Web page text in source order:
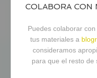
COLABORA CON
Puedes colaborar
tus materiales a
consideramos
para que el resto de